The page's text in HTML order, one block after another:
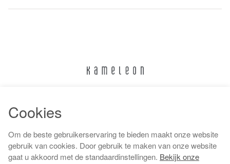
Algemene voorwaarden
Cookies
Om de beste gebruikerservaring te bieden maakt onze website
gebruik van cookies. Door gebruik te maken van onze website
gaat u akkoord met de standaardinstellingen. Bekijk onze